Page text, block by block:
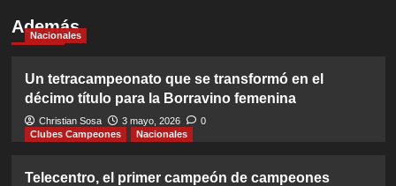
Además
Nacionales
Un tetracampeonato que se transformó en el
décimo título para la Borravino femenina
Christian Sosa 3 mayo, 2026
0
Clubes Campeones
Nacionales
Telecentro, el primer campeón de campeones